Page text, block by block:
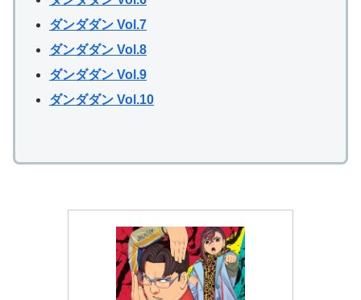
ダンダダン Vol.7
ダンダダン Vol.8
ダンダダン Vol.9
ダンダダン Vol.10